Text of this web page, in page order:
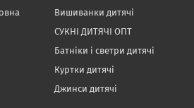
Вишиванки дитячі
СУКНІ ДИТЯЧІ ОПТ
Батніки і светри дитячі
Куртки дитячі
Джинси дитячі